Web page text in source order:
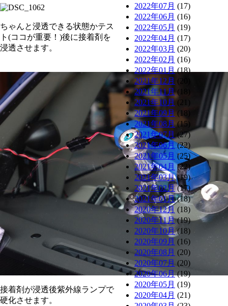
ちゃんと浸透できる状態かテス
ト(ココが重要！)後に接着剤を
浸透させます。
接着剤が浸透後紫外線ランプで
硬化させます。
2022年07月 (17)
2022年06月 (16)
2022年05月 (19)
2022年04月 (17)
2022年03月 (20)
2022年02月 (16)
2022年01月(18)
2021年12月 (20)
2021年11月(18)
2021年10月 (21)
2021年09月 (18)
2021年08月(15)
2021年07月 (27)
2021年06月(22)
2021年05月 (25)
2021年04月 (22)
2021年03月(19)
2021年02月(17)
2021年01月(18)
2020年12月 (18)
2020年11月(19)
2020年10月(18)
2020年09月 (16)
2020年08月 (20)
2020年07月 (20)
2020年06月(19)
2020年05月 (19)
2020年04月 (21)